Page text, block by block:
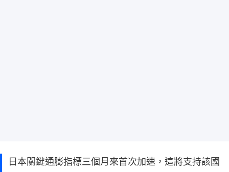
日本關鍵通膨指標三個月來首次加速，這將支持該國